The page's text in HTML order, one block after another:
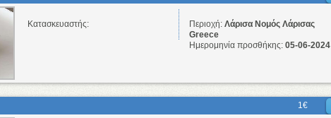
Κατασκευαστής: Περιοχή: Λάρισα Νομός Λάρισας
Greece
Ημερομηνία προσθήκης: 05-06-2024
1€